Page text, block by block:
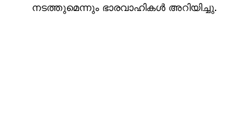
നടത്തുമെന്നും ഭാരവാഹികൾ അറിയിച്ചു.